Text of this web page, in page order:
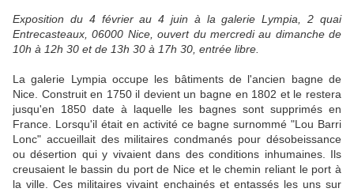
Exposition du 4 février au 4 juin à la galerie Lympia, 2 quai
Entrecasteaux, 06000 Nice, ouvert du mercredi au dimanche de
10h à 12h 30 et de 13h 30 à 17h 30, entrée libre.
La galerie Lympia occupe les bâtiments de l'ancien bagne de
Nice. Construit en 1750 il devient un bagne en 1802 et le restera
jusqu'en 1850 date à laquelle les bagnes sont supprimés en
France. Lorsqu'il était en activité ce bagne surnommé "Lou Barri
Lonc" accueillait des militaires condmanés pour désobeissance
ou désertion qui y vivaient dans des conditions inhumaines. Ils
creusaient le bassin du port de Nice et le chemin reliant le port à
la ville. Ces militaires vivaint enchainés et entassés les uns sur